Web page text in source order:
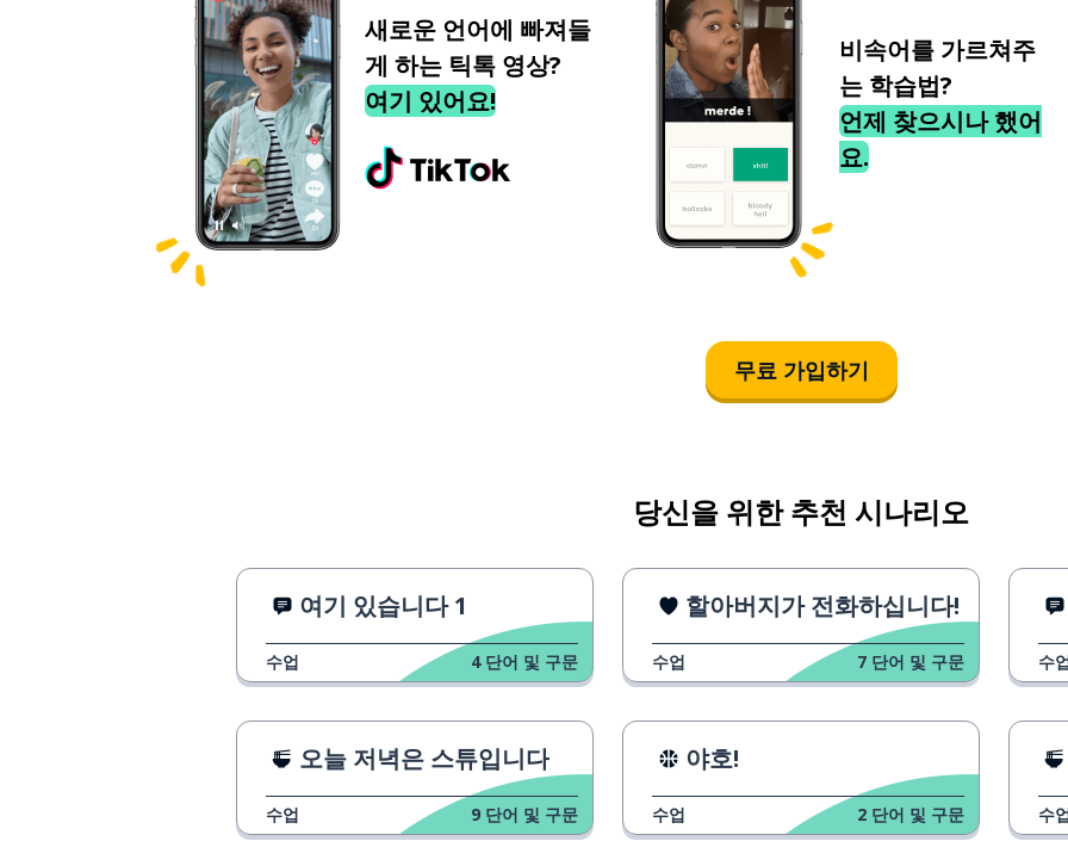
새로운 언어에 빠져들
게 하는 틱톡 영상?
여기 있어요!
비속어를 가르쳐주
는 학습법?
언제 찾으시나 했어
요.
무료 가입하기
당신을 위한 추천 시나리오
여기 있습니다 1
수업 4 단어 및 구문
할아버지가 전화하십니다!
수업 7 단어 및 구문 수
오늘 저녁은 스튜입니다
수업 9 단어 및 구문
야호!
수업 2 단어 및 구문 수